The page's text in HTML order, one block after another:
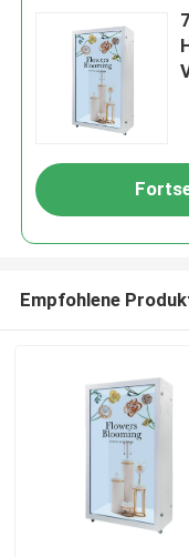
Empfohlene